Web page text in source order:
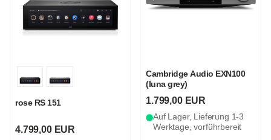
rose RS 151
4.799,00 EUR
Cambridge Audio EXN100
(luna grey)
1.799,00 EUR
Auf Lager, Lieferung 1-3
Werktage, vorführbereit